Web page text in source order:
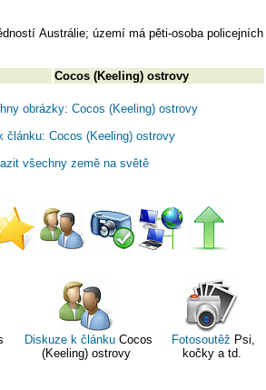
Austrálie; území má pěti-osoba policejních
Cocos (Keeling) ostrovy
obrázky: Cocos (Keeling) ostrovy
článku: Cocos (Keeling) ostrovy
všechny země na světě
Diskuze k článkuCocos
(Keeling) ostrovy
Fotosoutěž Psi,
kočky a td.